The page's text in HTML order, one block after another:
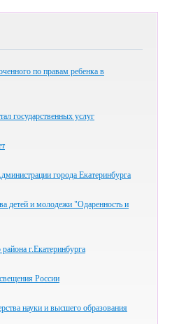
по правам ребенка в
государственных услуг
города Екатеринбурга
детей и молодежи "Одаренность и
г.Екатеринбурга
России
науки и высшего образования